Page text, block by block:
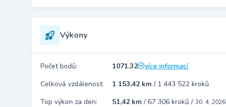
Výkony
Počet bodů: 1071.32
více informací
Celková vzdálenost:
1 153,42 km / 1 443 522 kroků
Top výkon za den:
51,42 km / 67 306 kroků / 30. 4. 2026